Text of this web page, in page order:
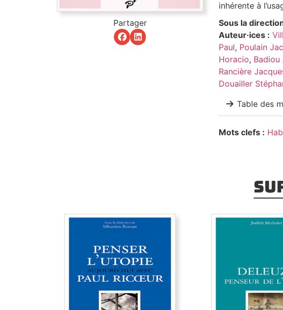
Partager
inhérente à
Sous la
Auteur·ices :
Paul, Poulain
Horacio, Badiou
Rancière
Douailler
Table des
Mots clefs :
Penser l’utopie aujourd’hui
avec Paul Ricœur
On connaît mal la conception de
l’utopie selon Paul Ricœur. Ce
Deleuze ne nous
devant
apparaît, mais «